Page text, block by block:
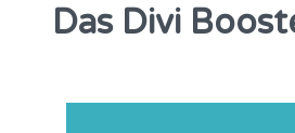
Das Divi